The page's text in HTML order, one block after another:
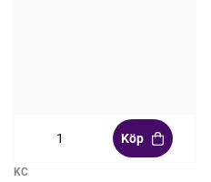
Köp
KC